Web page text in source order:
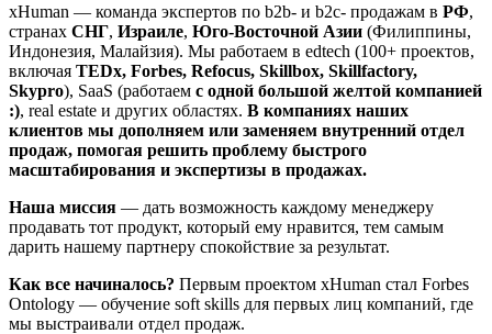
xHuman — команда экспертов по b2b- и b2c- продажам в РФ,
странах СНГ, Израиле, Юго-Восточной Азии (Филиппины,
Индонезия, Малайзия). Мы работаем в edtech (100+ проектов,
включая TEDx, Forbes, Refocus, Skillbox, Skillfactory,
Skypro), SaaS (работаем с одной большой желтой компанией
:), real estate и других областях. В компаниях наших
клиентов мы дополняем или заменяем внутренний отдел
продаж, помогая решить проблему быстрого
масштабирования и экспертизы в продажах.
Наша миссия — дать возможность каждому менеджеру
продавать тот продукт, который ему нравится, тем самым
дарить нашему партнеру спокойствие за результат.
Как все начиналось? Первым проектом xHuman стал Forbes
Ontology — обучение soft skills для первых лиц компаний, где
мы выстраивали отдел продаж.